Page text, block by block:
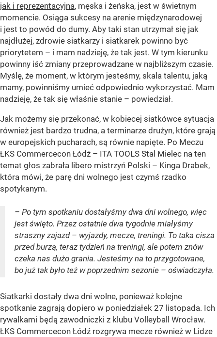
jak i reprezentacyjna, męska i żeńska, jest w świetnym
momencie. Osiąga sukcesy na arenie międzynarodowej
i jest to powód do dumy. Aby taki stan utrzymał się jak
najdłużej, zdrowie siatkarzy i siatkarek powinno być
priorytetem – i mam nadzieję, że tak jest. W tym kierunku
powinny iść zmiany przeprowadzane w najbliższym czasie.
Myślę, że moment, w którym jesteśmy, skala talentu, jaką
mamy, powinniśmy umieć odpowiednio wykorzystać. Mam
nadzieję, że tak się właśnie stanie – powiedział.
Jak możemy się przekonać, w kobiecej siatkówce sytuacja
również jest bardzo trudna, a terminarze drużyn, które grają
w europejskich pucharach, są równie napięte. Po Meczu
ŁKS Commercecon Łódź – ITA TOOLS Stal Mielec na ten
temat głos zabrała libero mistrzyń Polski – Kinga Drabek,
która mówi, że parę dni wolnego jest czymś rzadko
spotykanym.
– Po tym spotkaniu dostałyśmy dwa dni wolnego, więc
jest święto. Przez ostatnie dwa tygodnie miałyśmy
straszny zajazd – wyjazdy, mecze, treningi. To taka cisza
przed burzą, teraz tydzień na treningi, ale potem znów
czeka nas dużo grania. Jesteśmy na to przygotowane,
bo już tak było też w poprzednim sezonie – oświadczyła.
Siatkarki dostały dwa dni wolne, ponieważ kolejne
spotkanie zagrają dopiero w poniedziałek 27 listopada. Ich
rywalkami będą zawodniczki z klubu Volleyball Wrocław.
ŁKS Commercecon Łódź rozgrywa mecze również w Lidze